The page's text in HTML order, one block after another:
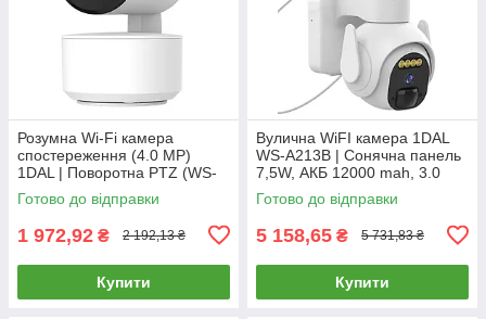
Розумна Wi-Fi камера
спостереження (4.0 MP)
1DAL | Поворотна PTZ (WS-
Q504B) APP "Tuya"
Готово до відправки
1 972,92 ₴ 2 192,13 ₴
Купити
Вулична WiFI камера 1DAL
WS-A213B | Сонячна панель
7,5W, АКБ 12000 mah, 3.0
MP, IP66
Готово до відправки
5 158,65 ₴ 5 731,83 ₴
Купити